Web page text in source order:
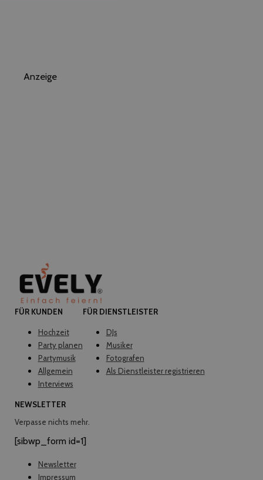
Anzeige
FÜR KUNDEN
Hochzeit
Party planen
Partymusik
Allgemein
Interviews
FÜR DIENSTLEISTER
DJs
Musiker
Fotografen
Als Dienstleister registrieren
NEWSLETTER
Verpasse nichts mehr.
[sibwp_form id=1]
Newsletter
Impressum